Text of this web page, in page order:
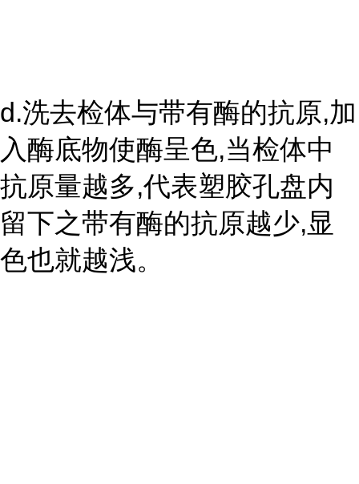
d.洗去检体与带有酶的抗原,加
入酶底物使酶呈色,当检体中
抗原量越多,代表塑胶孔盘内
留下之带有酶的抗原越少,显
色也就越浅。